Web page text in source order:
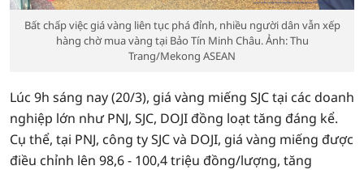
Bất chấp việc giá vàng liên tục phá đỉnh, nhiều người dân vẫn xếp
hàng chờ mua vàng tại Bảo Tín Minh Châu. Ảnh: Thu
Trang/Mekong ASEAN
Lúc 9h sáng nay (20/3), giá vàng miếng SJC tại các doanh
nghiệp lớn như PNJ, SJC, DOJI đồng loạt tăng đáng kể.
Cụ thể, tại PNJ, công ty SJC và DOJI, giá vàng miếng được
điều chỉnh lên 98,6 - 100,4 triệu đồng/lượng, tăng